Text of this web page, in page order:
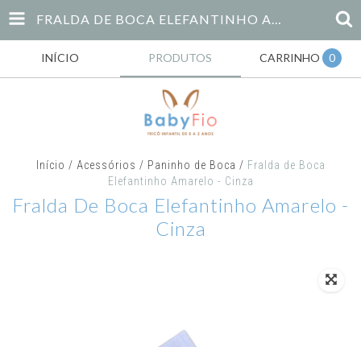
FRALDA DE BOCA ELEFANTINHO AMARELO - CINZA
INÍCIO PRODUTOS CARRINHO 0
Início / Acessórios / Paninho de Boca / Fralda de Boca
Elefantinho Amarelo - Cinza
Fralda De Boca Elefantinho Amarelo -
Cinza